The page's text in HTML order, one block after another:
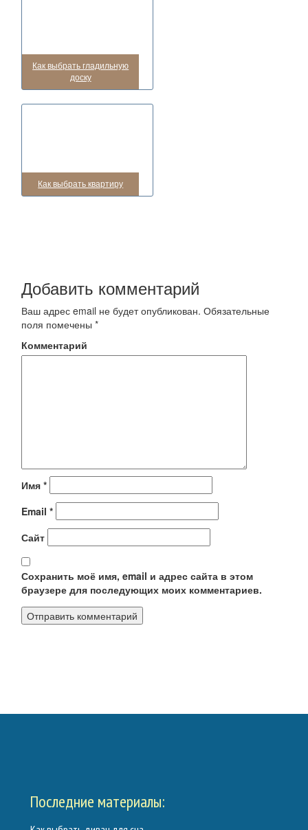
Как выбрать гладильную
доску
Как выбрать квартиру
Добавить комментарий
Ваш адрес email не будет опубликован. Обязательные
поля помечены*
Комментарий
Имя*
Email*
Сайт
Сохранить моё имя, email и адрес сайта в этом
браузере для последующих моих комментариев.
Последние материалы: